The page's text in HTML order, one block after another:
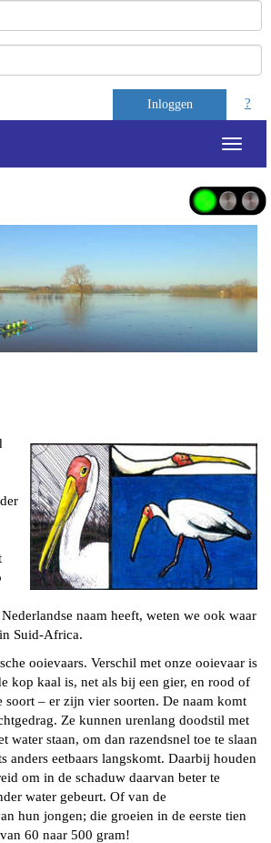
Inloggen ?
naam heeft, weten we ook waar
Suid-Africa.
ooievaars. Verschil met onze ooievaar is
kop kaal is, net als bij een gier, en rood of
soort – er zijn vier soorten. De naam komt
Ze kunnen urenlang doodstil met
water staan, om dan razendsnel toe te slaan
anders eetbaars langskomt. Daarbij houden
om in de schaduw daarvan beter te
water gebeurt. Of van de
hun jongen; die groeien in de eerste tien
60 naar 500 gram!